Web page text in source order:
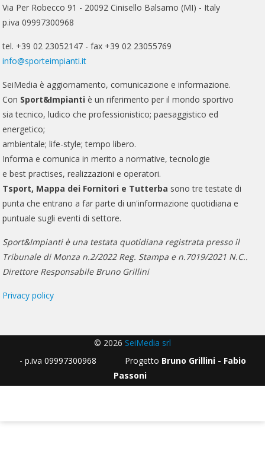
Via Per Robecco 91 - 20092 Cinisello Balsamo (MI) - Italy
p.iva 09997300968
tel. +39 02 23052147 - fax +39 02 23055769
info@sporteimpianti.it
SeiMedia è aggiornamento, comunicazione e informazione.
Con Sport&Impianti è un riferimento per il mondo sportivo
sia tecnico, ludico che professionistico; paesaggistico ed
energetico;
ambientale; life-style; tempo libero.
Informa e comunica in merito a normative, tecnologie
e best practises, realizzazioni e operatori.
Tsport, Mappa dei Fornitori e Tutterba sono tre testate di
punta che entrano a far parte di un'informazione quotidiana e
puntuale sugli eventi di settore.
Sport&Impianti è una testata quotidiana registrata presso il
Tribunale di Monza n.2/2022 Reg. Stampa e n.7019/2021 N.C..
Direttore Responsabile Bruno Grillini
Privacy policy
© 2026 SeiMedia srl
- p.iva 09997300968 Progetto Bruno Grillini - Fabio
Passoni